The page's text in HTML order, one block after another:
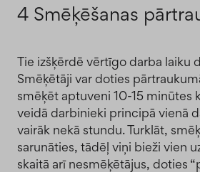
4 Smēķēšanas
Tie izšķērdē vērtīgo darba laiku
Smēķētāji var doties
smēķēt aptuveni 10-15 minūtes
veidā darbinieki principā vienā
vairāk nekā stundu. Turklāt,
sarunāties, tādēļ viņi bieži vien
skaitā arī nesmēķētājus, doties